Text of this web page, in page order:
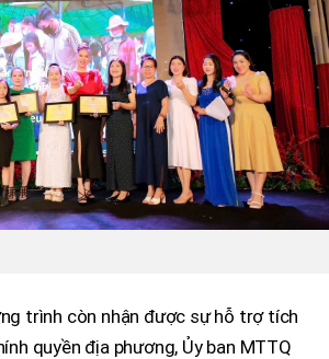
trình còn nhận được sự hỗ trợ tích
quyền địa phương, Ủy ban MTTQ